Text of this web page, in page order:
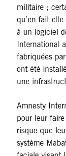
militaire ;
qu’en fait
à un logiciel
International
fabriquées
ont été
une
Amnesty
pour leur
risque que
système